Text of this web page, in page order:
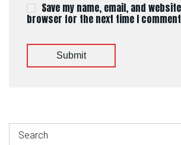
Save my name, email, and
browser for the next time I
Submit
Search for: